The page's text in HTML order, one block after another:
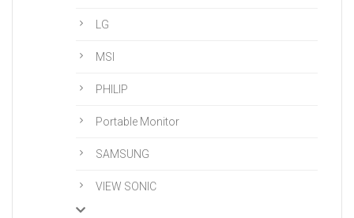
LG
MSI
PHILIP
Portable Monitor
SAMSUNG
VIEW SONIC